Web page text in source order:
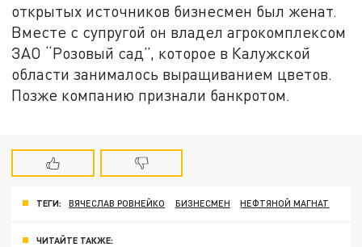
открытых источников бизнесмен был женат.
Вместе с супругой он владел агрокомплексом
ЗАО “Розовый сад”, которое в Калужской
области занималось выращиванием цветов.
Позже компанию признали банкротом.
ТЕГИ: ВЯЧЕСЛАВ РОВНЕЙКО БИЗНЕСМЕН НЕФТЯНОЙ МАГНАТ
ЧИТАЙТЕ ТАКЖЕ: